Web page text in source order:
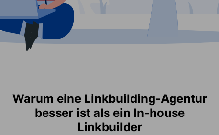
Warum eine Linkbuilding-Agentur
besser ist als ein In-house
Linkbuilder